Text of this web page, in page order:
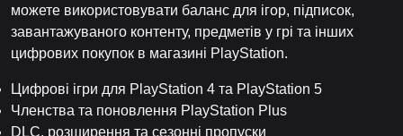
можете використовувати баланс для ігор, підписок,
завантажуваного контенту, предметів у грі та інших
цифрових покупок в магазині PlayStation.
Цифрові ігри для PlayStation 4 та PlayStation 5
Членства та поновлення PlayStation Plus
DLC, розширення та сезонні пропуски